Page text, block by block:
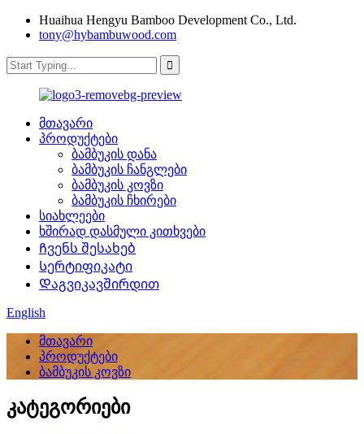
Huaihua Hengyu Bamboo Development Co., Ltd.
tony@hybambuwood.com
მთავარი
პროდუქტები
ბამბუკის დანა
ბამბუკის ჩანგლები
ბამბუკის კოვზი
ბამბუკის ჩხირები
სიახლეები
ხშირად დასმული კითხვები
Ჩვენს შესახებ
Სერტიფიკატი
Დაგვიკავშირდით
English
მთავარი
პროდუქტები
ბამბუკის კოვზი
კატეგორიები